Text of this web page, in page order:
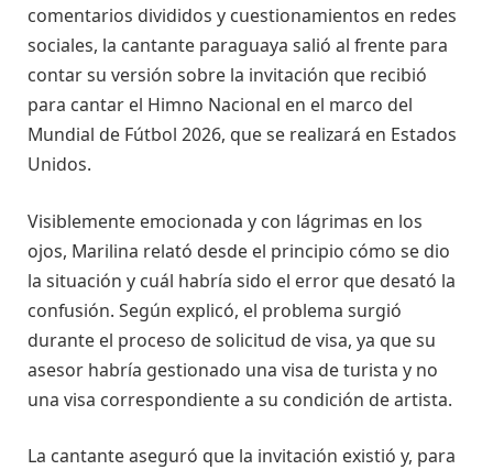
comentarios divididos y cuestionamientos en redes
sociales, la cantante paraguaya salió al frente para
contar su versión sobre la invitación que recibió
para cantar el Himno Nacional en el marco del
Mundial de Fútbol 2026, que se realizará en Estados
Unidos.
Visiblemente emocionada y con lágrimas en los
ojos, Marilina relató desde el principio cómo se dio
la situación y cuál habría sido el error que desató la
confusión. Según explicó, el problema surgió
durante el proceso de solicitud de visa, ya que su
asesor habría gestionado una visa de turista y no
una visa correspondiente a su condición de artista.
La cantante aseguró que la invitación existió y, para